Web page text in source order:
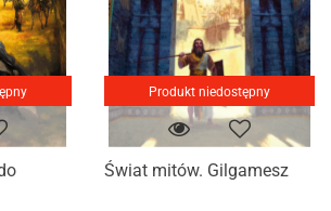
Produkt niedostępny
Świat mitów. Gilgamesz